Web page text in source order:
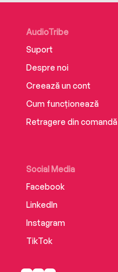
AudioTribe
Suport
Despre noi
Creează un cont
Cum funcționează
Retragere din comandă
Social Media
Facebook
LinkedIn
Instagram
TikTok